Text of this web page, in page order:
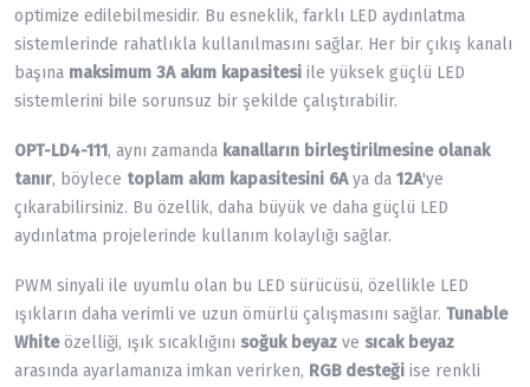
optimize edilebilmesidir. Bu esneklik, farklı LED aydınlatma
sistemlerinde rahatlıkla kullanılmasını sağlar. Her bir çıkış kanalı
başına maksimum 3A akım kapasitesi ile yüksek güçlü LED
sistemlerini bile sorunsuz bir şekilde çalıştırabilir.
OPT-LD4-111, aynı zamanda kanalların birleştirilmesine olanak
tanır, böylece toplam akım kapasitesini 6Aya da 12A'ye
çıkarabilirsiniz. Bu özellik, daha büyük ve daha güçlü LED
aydınlatma projelerinde kullanım kolaylığı sağlar.
PWM sinyali ile uyumlu olan bu LED sürücüsü, özellikle LED
ışıkların daha verimli ve uzun ömürlü çalışmasını sağlar. Tunable
Whiteözelliği, ışık sıcaklığını soğuk beyaz ve sıcak beyaz
arasında ayarlamanıza imkan verirken, RGB desteği ise renkli